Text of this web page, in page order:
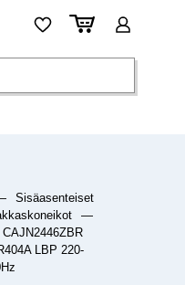
Sisäasenteiset
—
LBP 220-